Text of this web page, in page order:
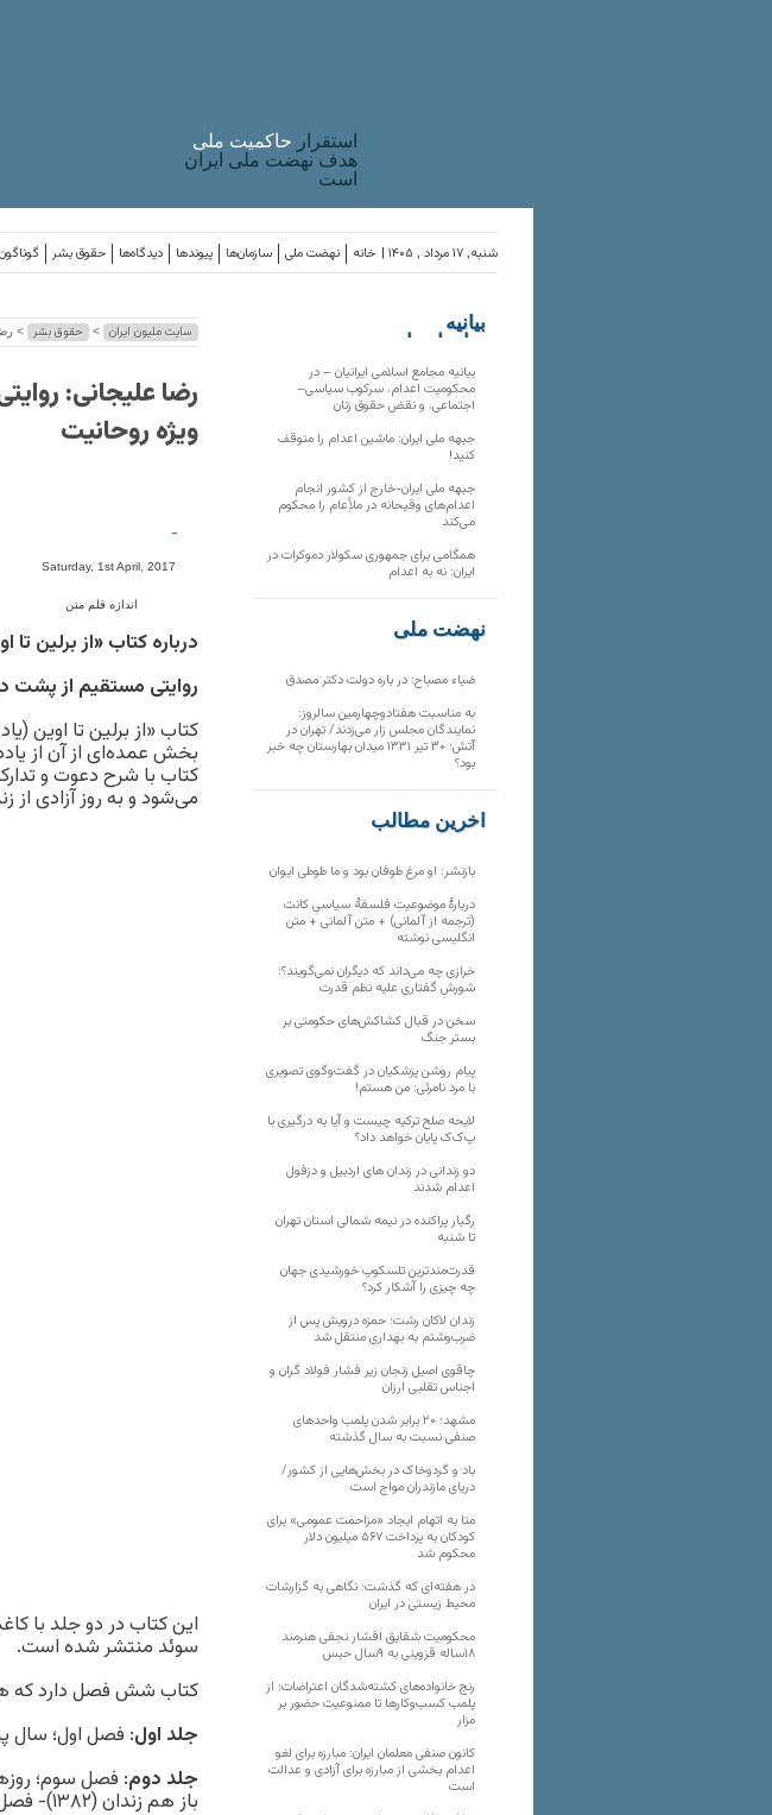
استقرار حاکميت ملی
هدف نهضت ملی ایران
است
گوناگون حقوق بشر دیدگاه‌ها پیوندها سازمان‌ها نهضت ملی خانه شنبه, ۱۷ مرداد , ۱۴۰۵ |
سایت ملیون ایران > حقوق بشر >
رضا علیجانی:
ویژه روحانیت
-
Saturday, 1st April, 2017
اندازه قلم متن
درباره کتاب «از برلین تا
روایتی مستقیم از پشت
بخش عمده‌ای از آن از
کتاب با شرح دعوت و
می‌شود و به روز آزادی از
این کتاب در دو جلد با
سوئد منتشر شده است.
کتاب شش فصل دارد که
جلد اول: فصل اول؛ سال پر حادثه (۱۳۷۹)- فصل
جلد دوم
باز هم زندان (۱۳۸۲)- فصل پنجم؛ سال آزادی (۱۳۸۳)- فصل ششم؛ پیوست‌ها و تصاویر.
بیانیه
سازمان‌های
بیانیه مجامع اسلامی ایرانیان – در
محکومیت اعدام، سرکوب سیاسی–
اجتماعی، و نقض حقوق زنان
جبهه ملی ایران: ماشین اعدام را متوقف
کنید!
جبهه ملی ایران-خارج از کشور انجام
اعدام‌های وقیحانه در ملأِعام را محکوم
می‌کند
همگامی برای جمهوری سکولار دموکرات در
ایران: نه به اعدام
نهضت ملی
ضیاء مصباح: در باره دولت دکتر مصدق
به مناسبت هفتادوچهارمین سالروز:
نمایندگان مجلس زار می‌زدند/ تهران در
آتش؛ ۳۰ تیر ۱۳۳۱ میدان بهارستان چه خبر
بود؟
آخرین مطالب
بازنشر: او مرغ طوفان بود و ما طوطی ایوان
دربارهٔ موضوعیتِ فلسفهٔ سیاسیِ کانت
(ترجمه از آلمانی) + متن آلمانی + متن
انگلیسی نوشته
خرازی چه می‌داند که دیگران نمی‌گویند؟؛
شورشِ گفتاری علیه نظم قدرت
سخن در قبال کشاکش‌های حکومتی بر
بستر جنگ
پیام روشن پزشکیان در گفت‌و‌گوی تصویری
با مرد نامرئی: من هستم!
لایحه صلح ترکیه چیست و آیا به درگیری با
پ‌ک‌ک پایان خواهد داد؟
دو زندانی در زندان های اردبیل و دزفول
اعدام شدند
رگبار پراکنده در نیمه شمالی استان تهران
تا شنبه
قدرت‌مندترین تلسکوپ خورشیدی جهان
چه چیزی را آشکار کرد؟
زندان لاکان رشت؛ حمزه درویش پس از
ضرب‌وشتم به بهداری منتقل شد
چاقوی اصیل زنجان زیر فشار فولاد گران و
اجناس تقلبی ارزان
مشهد؛ ۲۰ برابر شدن پلمب واحدهای
صنفی نسبت به سال گذشته
باد و گردوخاک در بخش‌هایی از کشور/
دریای مازندران مواج است
متا به اتهام ایجاد «مزاحمت عمومی» برای
کودکان به پرداخت ۵۶۷ میلیون دلار
محکوم شد
در هفته‌ای که گذشت؛ نگاهی به گزارشات
محیط زیستی در ایران
محکومیت شقایق افشار نجفی هنرمند
۱۸ساله قزوینی به ۹سال حبس
رنج خانواده‌های کشته‌شدگان اعتراضات؛ از
پلمب کسب‌وکارها تا ممنوعیت حضور بر
مزار
کانون صنفی معلمان ایران: مبارزه برای لغو
اعدام بخشی از مبارزه برای آزادی و عدالت
است